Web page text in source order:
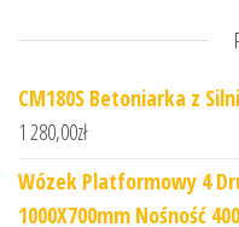
CM180S Betoniarka z
1 280,00zł
Wózek Platformowy 4
1000X700mm Nośność